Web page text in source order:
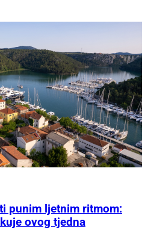
punim ljetnim ritmom:
ovog tjedna